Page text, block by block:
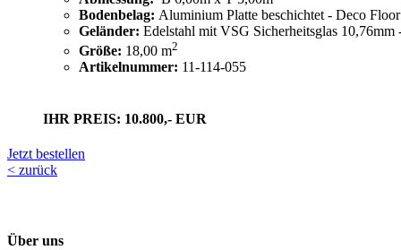
Bodenbelag: Aluminium Platte beschichtet - Deco
Geländer: Edelstahl mit VSG Sicherheitsglas 10,76mm
Größe: 18,00 m2
Artikelnummer: 11-114-055
IHR PREIS: 10.800,- EUR
Jetzt bestellen
< zurück
Über uns